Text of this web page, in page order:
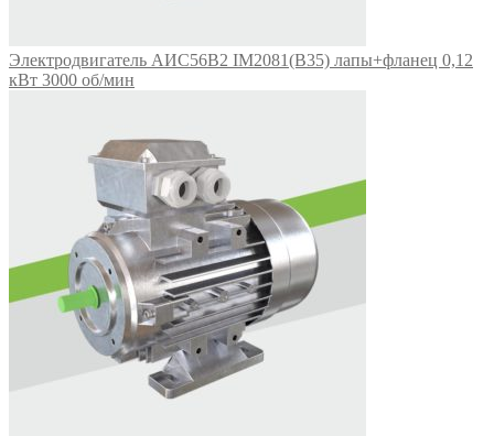
Электродвигатель АИС56В2 IM2081(B35) лапы+фланец 0,12
кВт 3000 об/мин